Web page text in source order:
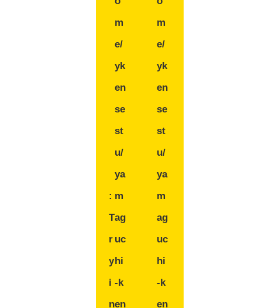
:
T
r
y
i
n
m
e/
yk
en
se
st
u/
ya
m
ag
uc
hi
-k
en
m
e/
yk
en
se
st
u/
ya
m
ag
uc
hi
-k
en